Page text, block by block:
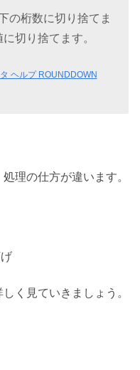
の桁数に切り捨てま
切り捨てます。
ヘルプ ROUNDDOWN
理の仕方が違います。
く見ていきましょう。